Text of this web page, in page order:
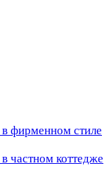
в фирменном стиле
частном коттедже